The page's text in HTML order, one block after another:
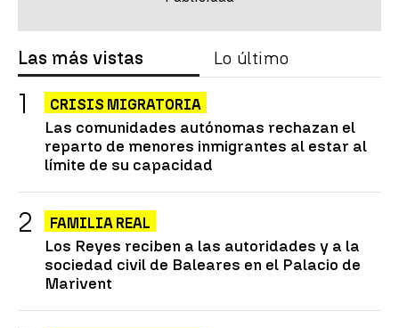
Las más vistas Lo último
CRISIS MIGRATORIA
Las comunidades autónomas rechazan el
reparto de menores inmigrantes al estar al
límite de su capacidad
FAMILIA REAL
Los Reyes reciben a las autoridades y a la
sociedad civil de Baleares en el Palacio de
Marivent